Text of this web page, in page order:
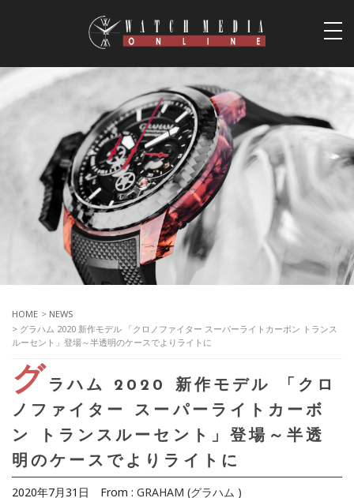
HOME > NEWS
> グラハム 2020 新作モデル 「クロノファイター スーパーライトカーボン トランス
ルーセント」登場～半透明のケースでよりライトに
グ ラハム 2020 新作モデル 「クロ
ノファイター スーパーライトカーボ
ン トランスルーセント」登場～半透
明のケースでよりライトに
2020年7月31日 From : GRAHAM (グラハム )